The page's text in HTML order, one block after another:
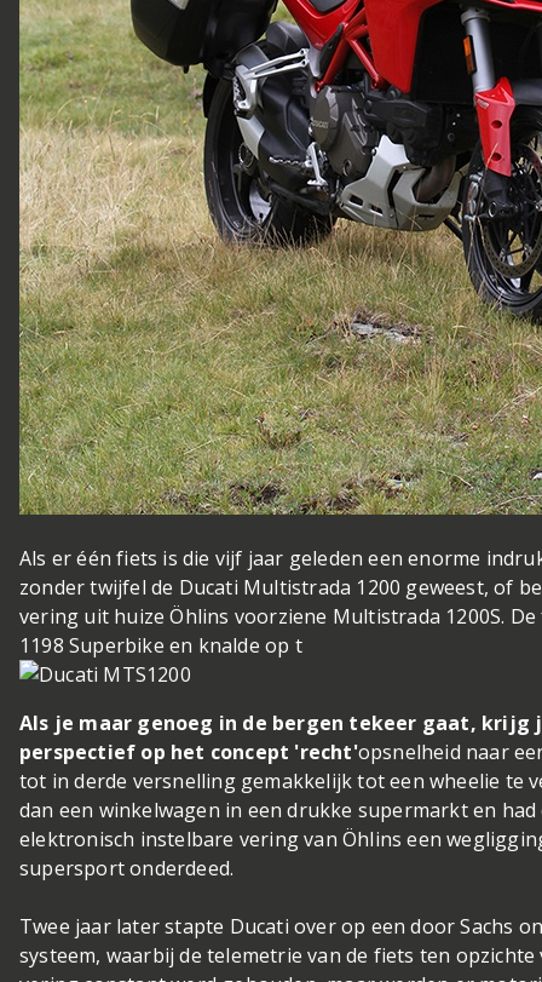
Als er één fiets is die vijf jaar geleden een enorme
zonder twijfel de Ducati Multistrada 1200 geweest, of
vering uit huize Öhlins voorziene Multistrada 1200S.
1198 Superbike en knalde op t
Als je maar genoeg in de bergen tekeer gaat, krijg
perspectief op het concept 'recht'opsnelheid naar
tot in derde versnelling gemakkelijk tot een wheelie te
dan een winkelwagen in een drukke supermarkt en
elektronisch instelbare vering van Öhlins een
supersport onderdeed.
Twee jaar later stapte Ducati over op een door Sachs
systeem, waarbij de telemetrie van de fiets ten